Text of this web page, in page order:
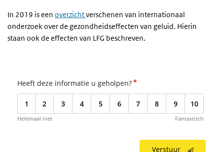
In 2019 is een overzichtverschenen van internationaal
onderzoek over de gezondheidseffecten van geluid. Hierin
staan ook de effecten van LFG beschreven.
Heeft deze informatie u geholpen?*
1 2 3 4 5 6 7 8 9 10
Helemaal niet Fantastisch
Verstuur